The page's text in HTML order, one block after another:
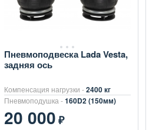
Пневмоподвеска Lada Vesta,
задняя ось
Компенсация нагрузки -2400 кг
Пневмоподушка -160D2 (150мм)
20 000₽